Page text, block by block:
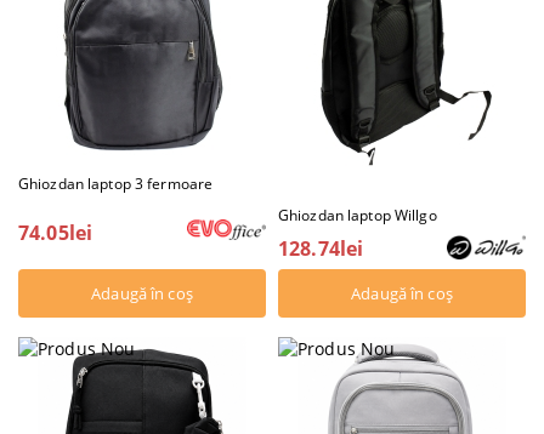
Ghiozdan laptop 3 fermoare
74.05lei
Ghiozdan laptop Willgo
128.74lei